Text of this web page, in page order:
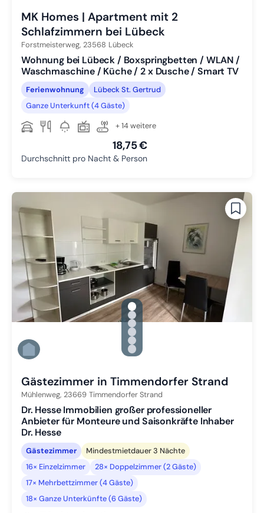
MK Homes | Apartment mit 2
Schlafzimmern bei Lübeck
Forstmeisterweg, 23568 Lübeck
Wohnung bei Lübeck / Boxspringbetten / WLAN /
Waschmaschine / Küche / 2 x Dusche / Smart TV
Ferienwohnung
Lübeck St. Gertrud
Ganze Unterkunft (4 Gäste)
+ 14 weitere
18,75 €
Durchschnitt pro Nacht & Person
gallery.slide_selector
Zu Slide 1 wechseln
Zu Slide 2 wechseln
Zu Slide 3 wechseln
Zu Slide 4 wechseln
Zu Slide 5 wechseln
Zu Slide 6 wechseln
Gästezimmer in Timmendorfer Strand
Mühlenweg, 23669 Timmendorfer Strand
Dr. Hesse Immobilien großer professioneller
Anbieter für Monteure und Saisonkräfte Inhaber
Dr. Hesse
Gästezimmer
Mindestmietdauer 3 Nächte
16× Einzelzimmer
28× Doppelzimmer (2 Gäste)
17× Mehrbettzimmer (4 Gäste)
18× Ganze Unterkünfte (6 Gäste)